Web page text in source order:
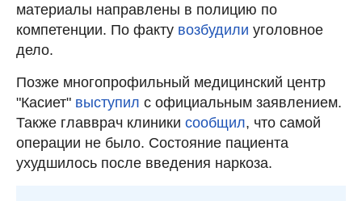
материалы направлены в полицию по
компетенции. По факту возбудили уголовное
дело.
Позже многопрофильный медицинский центр
"Касиет" выступил с официальным заявлением.
Также главврач клиники сообщил, что самой
операции не было. Состояние пациента
ухудшилось после введения наркоза.